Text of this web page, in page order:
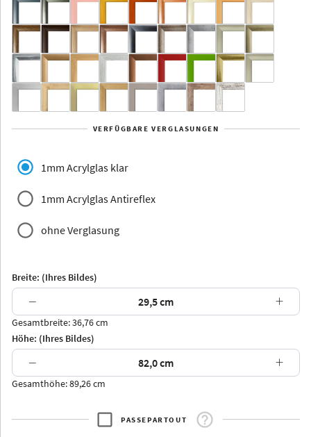
Aluminium
Yukon Alaska
Jersey Dauphine
Arran Luzern
Thurgau
VERFÜGBARE VERGLASUNGEN
1mm Acrylglas klar
1mm Acrylglas Antireflex
ohne Verglasung
Breite: (Ihres Bildes)
− +
Gesamtbreite: 36,76 cm
Höhe: (Ihres Bildes)
− +
Gesamthöhe: 89,26 cm
PASSEPARTOUT